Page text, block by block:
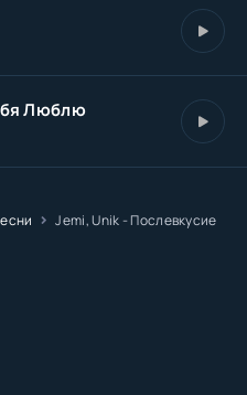
Люблю
Jemi, Unik - Послевкусие